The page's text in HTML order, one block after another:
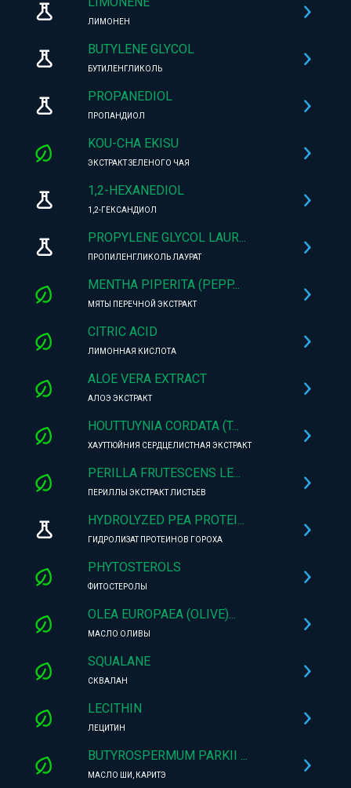
ЛИМОНЕН
BUTYLENE GLYCOL
БУТИЛЕНГЛИКОЛЬ
PROPANEDIOL
ПРОПАНДИОЛ
KOU-CHA EKISU
ЭКСТРАКТ ЗЕЛЕНОГО ЧАЯ
1,2-HEXANEDIOL
1,2-ГЕКСАНДИОЛ
PROPYLENE GLYCOL LAUR...
ПРОПИЛЕНГЛИКОЛЬ ЛАУРАТ
MENTHA PIPERITA (PEPP...
МЯТЫ ПЕРЕЧНОЙ ЭКСТРАКТ
CITRIC ACID
ЛИМОННАЯ КИСЛОТА
ALOE VERA EXTRACT
АЛОЭ ЭКСТРАКТ
HOUTTUYNIA CORDATA (T...
ХАУТТЮЙНИЯ СЕРДЦЕЛИСТНАЯ ЭКСТРАКТ
PERILLA FRUTESCENS LE...
ПЕРИЛЛЫ ЭКСТРАКТ ЛИСТЬЕВ
HYDROLYZED PEA PROTEI...
ГИДРОЛИЗАТ ПРОТЕИНОВ ГОРОХА
PHYTOSTEROLS
ФИТОСТЕРОЛЫ
OLEA EUROPAEA (OLIVE)...
МАСЛО ОЛИВЫ
SQUALANE
СКВАЛАН
LECITHIN
ЛЕЦИТИН
BUTYROSPERMUM PARKII ...
МАСЛО ШИ, КАРИТЭ